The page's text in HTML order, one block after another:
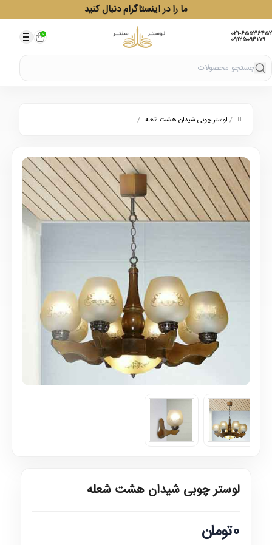
ما را در اینستاگرام دنبال کنید
021-65536452
09125094179
0
/ لوستر چوبی شیدان هشت شعله /
لوستر چوبی شیدان هشت شعله
0تومان